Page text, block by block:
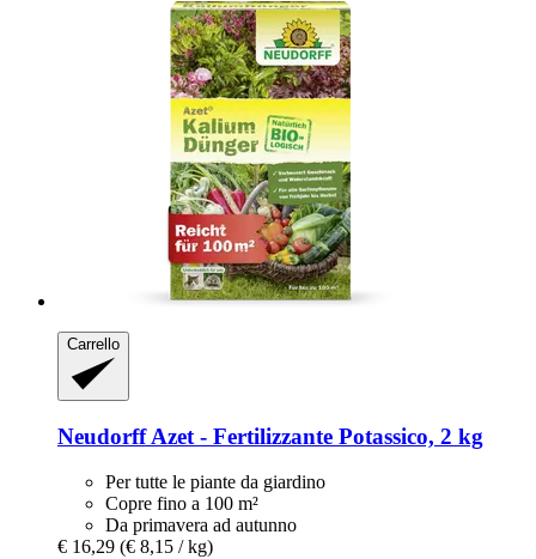
Carrello
NeudorffAzet -​ Fertilizzante Potassico, 2 kg
Per tutte le piante da giardino
Copre fino a 100 m²
Da primavera ad autunno
€ 16,29 (€ 8,15 / kg)